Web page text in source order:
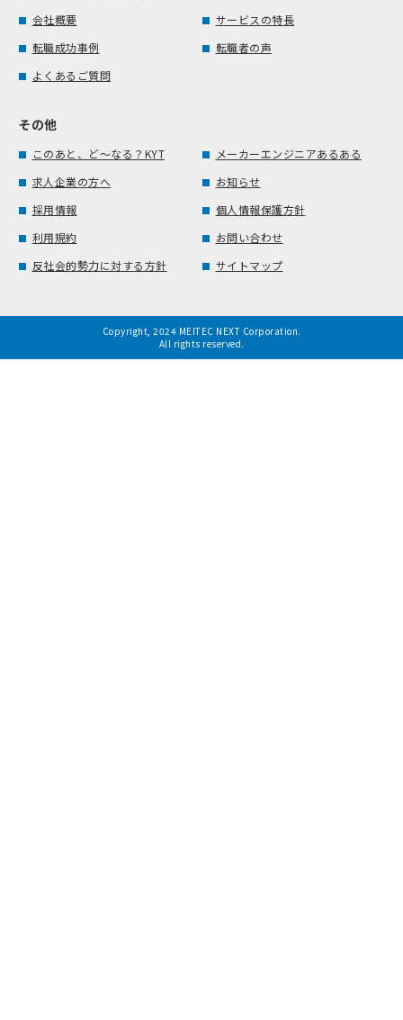
会社概要
サービスの特長
転職成功事例
転職者の声
よくあるご質問
その他
このあと、ど～なる？KYT
メーカーエンジニアあるある
求人企業の方へ
お知らせ
採用情報
個人情報保護方針
利用規約
お問い合わせ
反社会的勢力に対する方針
サイトマップ
Copyright, 2024 MEITEC NEXT Corporation.
All rights reserved.